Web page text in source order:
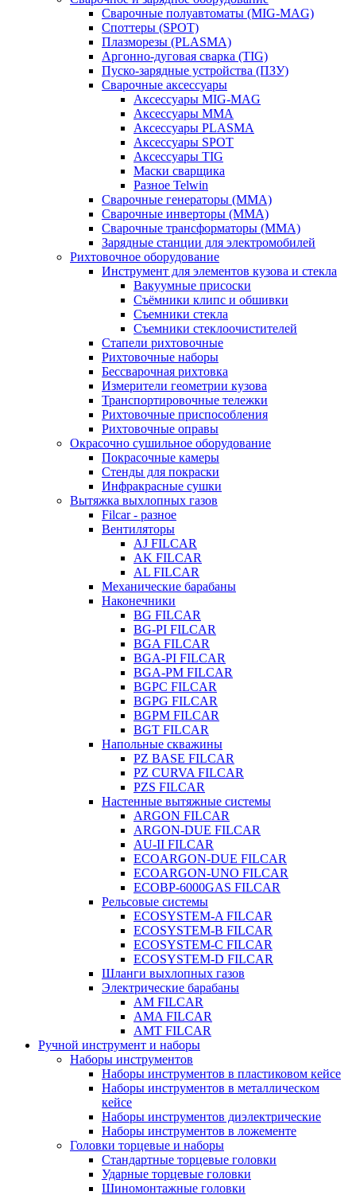
Сварочные полуавтоматы (MIG-MAG)
Споттеры (SPOT)
Плазморезы (PLASMA)
Аргонно-дуговая сварка (TIG)
Пуско-зарядные устройства (ПЗУ)
Сварочные аксессуары
Аксессуары MIG-MAG
Аксессуары MMA
Аксессуары PLASMA
Аксессуары SPOT
Аксессуары TIG
Маски сварщика
Разное Telwin
Сварочные генераторы (MMA)
Сварочные инверторы (MMA)
Сварочные трансформаторы (MMA)
Зарядные станции для электромобилей
Рихтовочное оборудование
Инструмент для элементов кузова и стекла
Вакуумные присоски
Съёмники клипс и обшивки
Съемники стекла
Съемники стеклоочистителей
Стапели рихтовочные
Рихтовочные наборы
Бессварочная рихтовка
Измерители геометрии кузова
Транспортировочные тележки
Рихтовочные приспособления
Рихтовочные оправы
Окрасочно сушильное оборудование
Покрасочные камеры
Стенды для покраски
Инфракрасные сушки
Вытяжка выхлопных газов
Filcar - разное
Вентиляторы
AJ FILCAR
AK FILCAR
AL FILCAR
Механические барабаны
Наконечники
BG FILCAR
BG-PI FILCAR
BGA FILCAR
BGA-PI FILCAR
BGA-PM FILCAR
BGPC FILCAR
BGPG FILCAR
BGPM FILCAR
BGT FILCAR
Напольные скважины
PZ BASE FILCAR
PZ CURVA FILCAR
PZS FILCAR
Настенные вытяжные системы
ARGON FILCAR
ARGON-DUE FILCAR
AU-II FILCAR
ECOARGON-DUE FILCAR
ECOARGON-UNO FILCAR
ECOBP-6000GAS FILCAR
Рельсовые системы
ECOSYSTEM-A FILCAR
ECOSYSTEM-B FILCAR
ECOSYSTEM-C FILCAR
ECOSYSTEM-D FILCAR
Шланги выхлопных газов
Электрические барабаны
AM FILCAR
AMA FILCAR
AMT FILCAR
Ручной инструмент и наборы
Наборы инструментов
Наборы инструментов в пластиковом кейсе
Наборы инструментов в металлическом
кейсе
Наборы инструментов диэлектрические
Наборы инструментов в ложементе
Головки торцевые и наборы
Стандартные торцевые головки
Ударные торцевые головки
Шиномонтажные головки